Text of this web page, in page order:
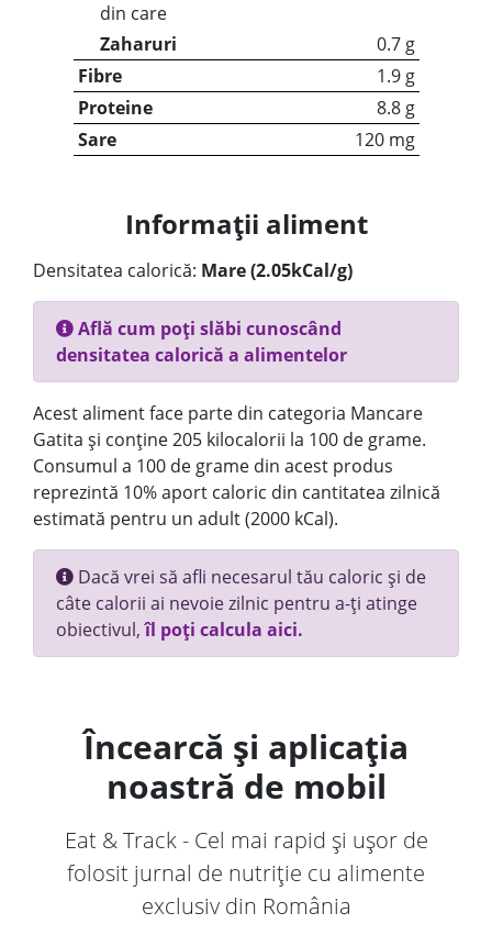
din care
Zaharuri
0.7 g
Fibre
1.9 g
Proteine
8.8 g
Sare
120 mg
Informații aliment
Densitatea calorică: Mare (2.05kCal/g)
Află cum poți slăbi cunoscând
densitatea calorică a alimentelor
Acest aliment face parte din categoria Mancare
Gatita și conține 205 kilocalorii la 100 de grame.
Consumul a 100 de grame din acest produs
reprezintă 10% aport caloric din cantitatea zilnică
estimată pentru un adult (2000 kCal).
Dacă vrei să afli necesarul tău caloric și de
câte calorii ai nevoie zilnic pentru a-ți atinge
obiectivul,îl poți calcula aici.
Încearcă și aplicația
noastră de mobil
Eat & Track - Cel mai rapid și ușor de
folosit jurnal de nutriție cu alimente
exclusiv din România